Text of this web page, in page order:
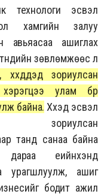
технологи эсвэл
хамгийн залуу
авьяасаа ашиглах
зөвлөмжөөс үл
зориулсан
улам бүр
байна. Хүүхэд эсвэл
танд санаа байна
үеийнхэнд
урагшлуулж, ашиг
бодит ажил